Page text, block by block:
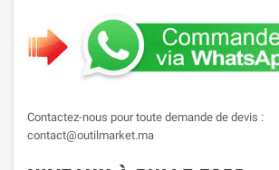
Contactez-nous pour toute demande de devis :
contact@outilmarket.ma